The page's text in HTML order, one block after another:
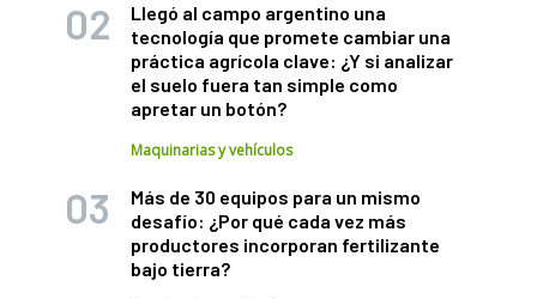
Llegó al campo argentino una
tecnología que promete cambiar una
práctica agrícola clave: ¿Y si analizar
el suelo fuera tan simple como
apretar un botón?
Maquinarias y vehículos
Más de 30 equipos para un mismo
desafío: ¿Por qué cada vez más
productores incorporan fertilizante
bajo tierra?